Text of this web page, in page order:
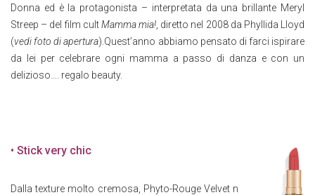
Donna ed è la protagonista – interpretata da una brillante Meryl
Streep – del film cultMamma mia! , diretto nel 2008 da Phyllida Lloyd
(vedi foto di apertura).Quest’anno abbiamo pensato di farci ispirare
da lei per celebrare ogni mamma a passo di danza e con un
delizioso…. regalo beauty.
• Stick very chic
Dalla texture molto cremosa, Phyto-Rouge Velvet n